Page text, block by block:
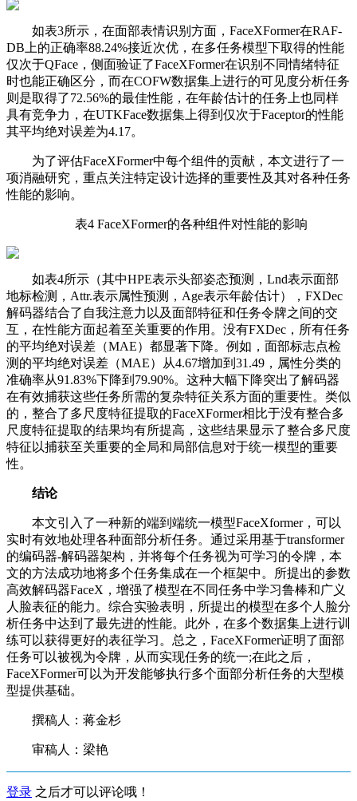
如表3所示，在面部表情识别方面，FaceXFormer在RAF-
DB上的正确率88.24%接近次优，在多任务模型下取得的性能
仅次于QFace，侧面验证了FaceXFormer在识别不同情绪特征
时也能正确区分，而在COFW数据集上进行的可见度分析任务
则是取得了72.56%的最佳性能，在年龄估计的任务上也同样
具有竞争力，在UTKFace数据集上得到仅次于Faceptor的性能
其平均绝对误差为4.17。
为了评估FaceXFormer中每个组件的贡献，本文进行了一
项消融研究，重点关注特定设计选择的重要性及其对各种任务
性能的影响。
表4 FaceXFormer的各种组件对性能的影响
如表4所示（其中HPE表示头部姿态预测，Lnd表示面部
地标检测，Attr.表示属性预测，Age表示年龄估计），FXDec
解码器结合了自我注意力以及面部特征和任务令牌之间的交
互，在性能方面起着至关重要的作用。没有FXDec，所有任务
的平均绝对误差（MAE）都显著下降。例如，面部标志点检
测的平均绝对误差（MAE）从4.67增加到31.49，属性分类的
准确率从91.83%下降到79.90%。这种大幅下降突出了解码器
在有效捕获这些任务所需的复杂特征关系方面的重要性。类似
的，整合了多尺度特征提取的FaceXFormer相比于没有整合多
尺度特征提取的结果均有所提高，这些结果显示了整合多尺度
特征以捕获至关重要的全局和局部信息对于统一模型的重要
性。
结论
本文引入了一种新的端到端统一模型FaceXformer，可以
实时有效地处理各种面部分析任务。通过采用基于transformer
的编码器-解码器架构，并将每个任务视为可学习的令牌，本
文的方法成功地将多个任务集成在一个框架中。所提出的参数
高效解码器FaceX，增强了模型在不同任务中学习鲁棒和广义
人脸表征的能力。综合实验表明，所提出的模型在多个人脸分
析任务中达到了最先进的性能。此外，在多个数据集上进行训
练可以获得更好的表征学习。总之，FaceXFormer证明了面部
任务可以被视为令牌，从而实现任务的统一;在此之后，
FaceXFormer可以为开发能够执行多个面部分析任务的大型模
型提供基础。
撰稿人：蒋金杉
审稿人：梁艳
登录 之后才可以评论哦！